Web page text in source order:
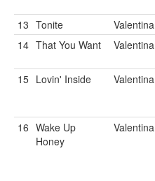
13 Tonite
Valentina
14 That You Want Valentina
15 Lovin' Inside Valentina
16 Wake Up
Honey
Valentina